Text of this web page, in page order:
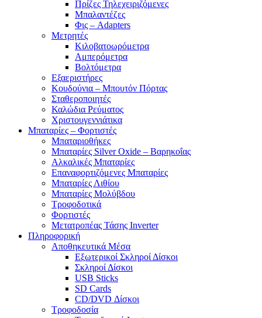
Πρίζες Τηλεχειριζόμενες
Μπαλαντέζες
Φις – Adapters
Μετρητές
Κιλοβατοωρόμετρα
Αμπερόμετρα
Βολτόμετρα
Εξαεριστήρες
Κουδούνια – Μπουτόν Πόρτας
Σταθεροποιητές
Καλώδια Ρεύματος
Χριστουγεννιάτικα
Μπαταρίες – Φορτιστές
Μπαταριοθήκες
Μπαταρίες Silver Oxide – Βαρηκοΐας
Αλκαλικές Μπαταρίες
Επαναφορτιζόμενες Μπαταρίες
Μπαταρίες Λιθίου
Μπαταρίες Μολύβδου
Τροφοδοτικά
Φορτιστές
Μετατροπέας Τάσης Inverter
Πληροφορική
Αποθηκευτικά Μέσα
Εξωτερικοί Σκληροί Δίσκοι
Σκληροί Δίσκοι
USB Sticks
SD Cards
CD/DVD Δίσκοι
Τροφοδοσία